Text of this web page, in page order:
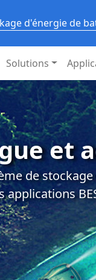
d'énergie de
Solutions
et
de
applications